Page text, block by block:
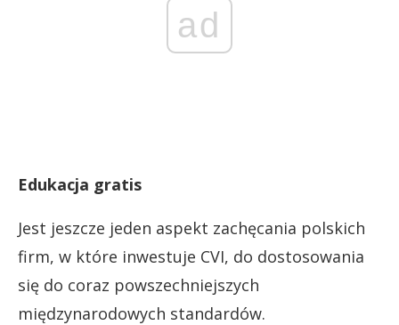
ad
Edukacja gratis
Jest jeszcze jeden aspekt zachęcania polskich
firm, w które inwestuje CVI, do dostosowania
się do coraz powszechniejszych
międzynarodowych standardów.